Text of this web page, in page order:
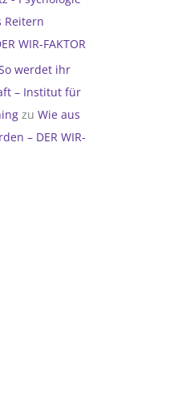
Reitern
WIR-FAKTOR
werdet ihr
– Institut für
zu Wie aus
– DER WIR-